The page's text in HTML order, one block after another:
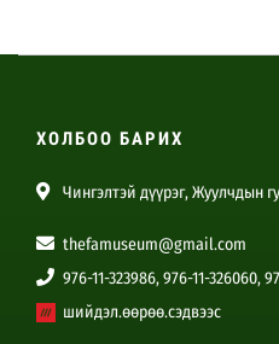
ХОЛБОО БАРИХ
Чингэлтэй дүүрэг, Жуулчдын
thefamuseum@gmail.com
976-11-323986, 976-11-326060,
шийдэл.өөрөө.сэдвээс